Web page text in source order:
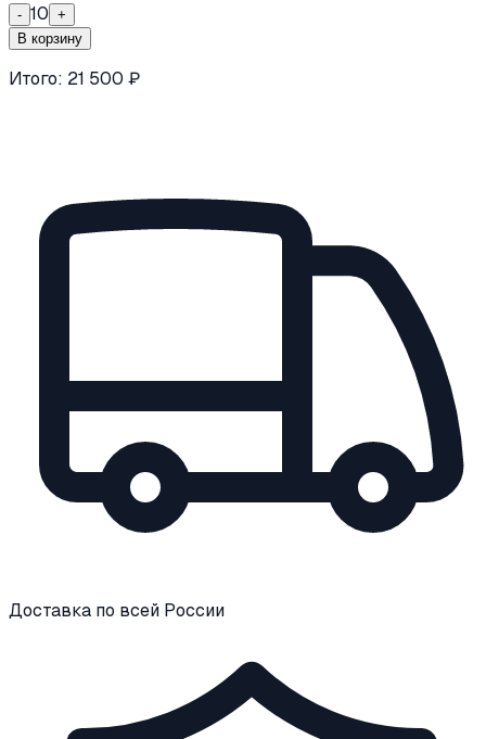
- 10 +
В корзину
Итого: 21 500 ₽
Доставка по всей России